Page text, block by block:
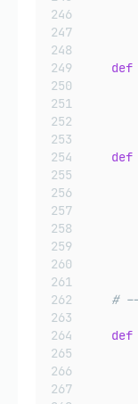
def
def
#
def